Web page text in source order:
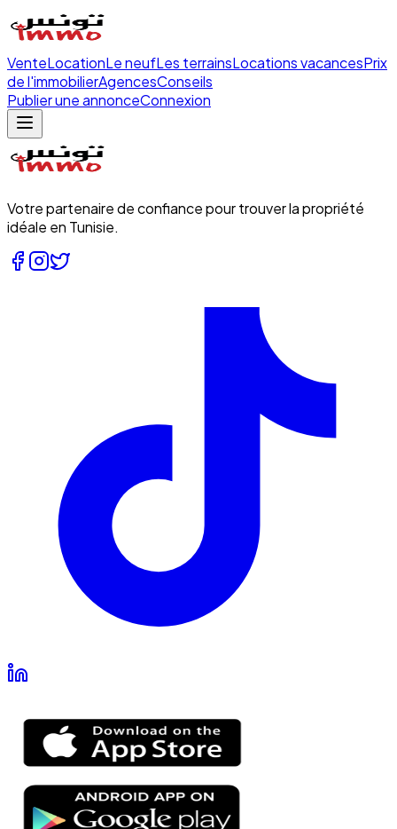
VenteLocationLe neufLes terrainsLocations vacancesPrix
de l'immobilierAgencesConseils
Publier une annonceConnexion
Votre partenaire de confiance pour trouver la propriété
idéale en Tunisie.